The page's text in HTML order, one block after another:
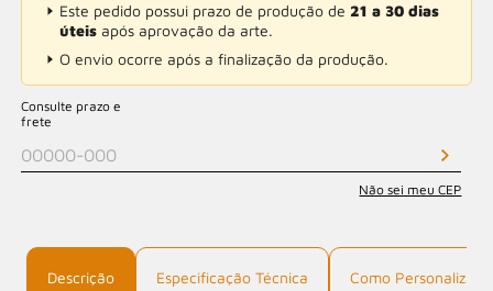
Este pedido possui prazo de produção de 21 a 30 dias
úteis após aprovação da arte.
O envio ocorre após a finalização da produção.
Consulte prazo e
frete
Não sei meu CEP
Descrição Especificação Técnica Como Personalizar